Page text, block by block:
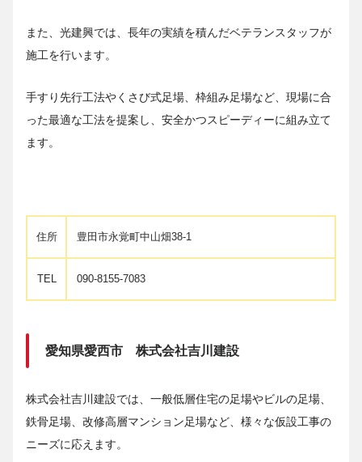
また、光建興では、長年の実績を積んだベテランスタッフが
施工を行います。
手すり先行工法やくさび式足場、枠組み足場など、現場に合
った最適な工法を提案し、安全かつスピーディーに組み立て
ます。
住所 豊田市永覚町中山畑38-1
TEL 090-8155-7083
愛知県愛西市 株式会社吉川建設
株式会社吉川建設では、一般低層住宅の足場やビルの足場、
鉄骨足場、改修高層マンション足場など、様々な仮設工事の
ニーズに応えます。